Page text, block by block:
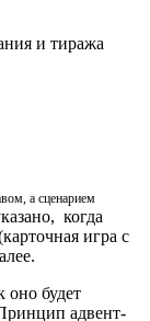
и тиража
а сценарием
когда
игра с
оно будет
адвент-